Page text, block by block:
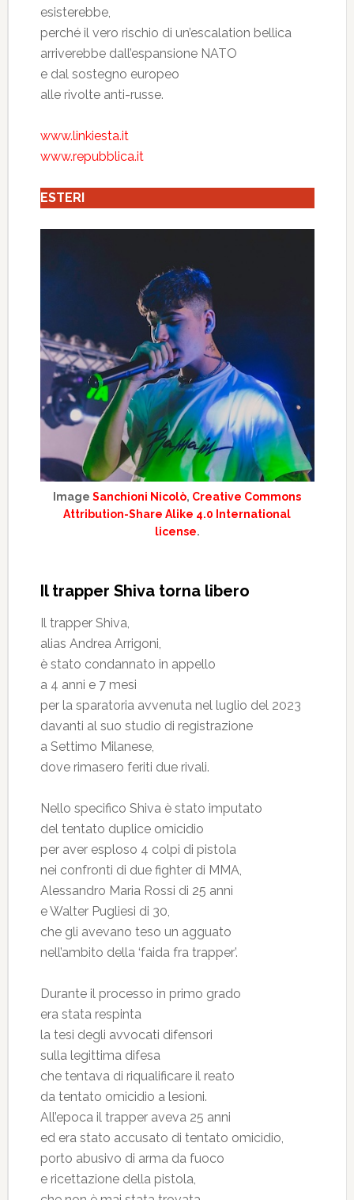
esisterebbe,
perché il vero rischio di un’escalation bellica
arriverebbe dall’espansione NATO
e dal sostegno europeo
alle rivolte anti-russe.
www.linkiesta.it
www.repubblica.it
ESTERI
ImageSanchioni Nicolò, Creative Commons
Attribution-Share Alike 4.0 International
license.
Il trapper Shiva torna libero
Il trapper Shiva,
alias Andrea Arrigoni,
è stato condannato in appello
a 4 anni e 7 mesi
per la sparatoria avvenuta nel luglio del 2023
davanti al suo studio di registrazione
a Settimo Milanese,
dove rimasero feriti due rivali.
Nello specifico Shiva è stato imputato
del tentato duplice omicidio
per aver esploso 4 colpi di pistola
nei confronti di due fighter di MMA,
Alessandro Maria Rossi di 25 anni
e Walter Pugliesi di 30,
che gli avevano teso un agguato
nell’ambito della ‘faida fra trapper’.
Durante il processo in primo grado
era stata respinta
la tesi degli avvocati difensori
sulla legittima difesa
che tentava di riqualificare il reato
da tentato omicidio a lesioni.
All’epoca il trapper aveva 25 anni
ed era stato accusato di tentato omicidio,
porto abusivo di arma da fuoco
e ricettazione della pistola,